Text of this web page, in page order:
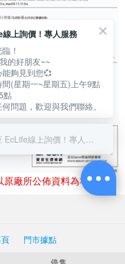
廠所公佈資料為準。
門市據點
上詢價！專人服務
！
的好朋友~~
夠見到您💞
間(星期一~星期五)上午9點
點
問題，歡迎與我們聯絡。
回覆至 EcLife線上詢價！專人服務